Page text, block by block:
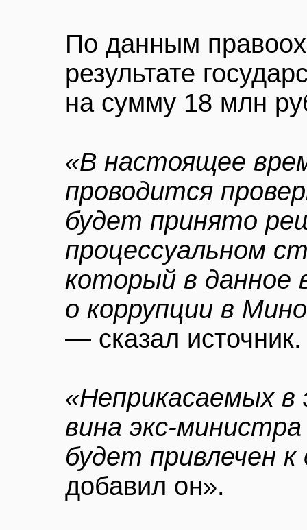
По данным
результате
на сумму 18 млн
«В настоящее
проводится
будет принято
процессуальном
который в данное
о коррупции в
— сказал источник.
«Неприкасаемых
вина экс-
будет привлечен
добавил он».